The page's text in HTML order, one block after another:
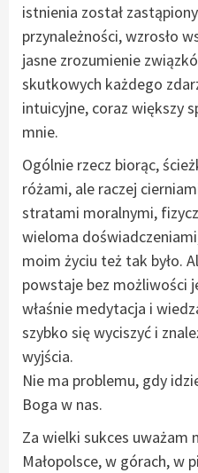
istnienia został
przynależności, wzrosło
jasne zrozumienie
skutkowych każdego
intuicyjne, coraz większy
mnie.
Ogólnie rzecz biorąc,
różami, ale raczej
stratami moralnymi,
wieloma
moim życiu też tak było.
powstaje bez możliwości
właśnie medytacja i
szybko się wyciszyć i
wyjścia.
Nie ma problemu, gdy
Boga w nas.
Za wielki sukces uważam
Małopolsce, w górach, w